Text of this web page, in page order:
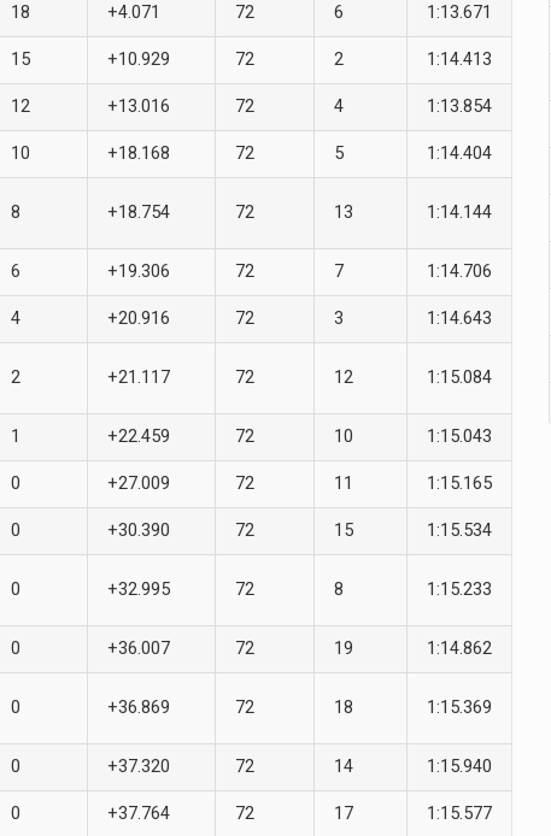
18 +4.071 72 6 1:13.671
15 +10.929 72 2 1:14.413
12 +13.016 72 4 1:13.854
10 +18.168 72 5 1:14.404
8 +18.754 72 13 1:14.144
6 +19.306 72 7 1:14.706
4 +20.916 72 3 1:14.643
2 +21.117 72 12 1:15.084
1 +22.459 72 10 1:15.043
0 +27.009 72 11 1:15.165
0 +30.390 72 15 1:15.534
0 +32.995 72 8 1:15.233
0 +36.007 72 19 1:14.862
0 +36.869 72 18 1:15.369
0 +37.320 72 14 1:15.940
0 +37.764 72 17 1:15.577